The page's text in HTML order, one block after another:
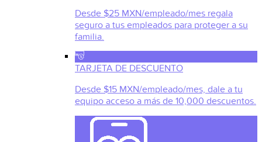
Desde $25 MXN/empleado/mes regala
seguro a tus empleados para proteger a su
familia.
TARJETA DE DESCUENTO
Desde $15 MXN/empleado/mes, dale a tu
equipo acceso a más de 10,000 descuentos.